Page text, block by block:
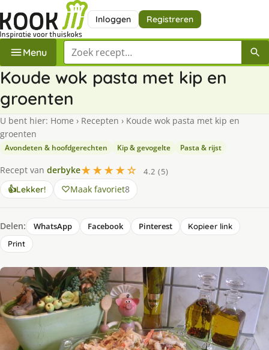
Inloggen Registreren
Menu Zoek een recept
Koude wok pasta met kip en
groenten
U bent hier: Home › Recepten › Koude wok pasta met kip en
groenten
Avondeten & hoofdgerechten Kip & gevogelte Pasta & rijst
Recept van derbyke★★★★☆
4.2 (5)
👍Lekker! Maak favoriet8
Delen: WhatsApp Facebook Pinterest
Kopieer link
Print